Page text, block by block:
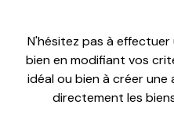
contact
N'hésitez pas à
bien en modifiant vos
idéal ou bien à créer
directement les